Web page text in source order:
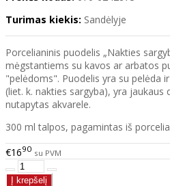
Turimas kiekis: Sandėlyje
Porcelianinis puodelis „Nakties
mėgstantiems su kavos ar arbatos
"pelėdoms". Puodelis yra su pelėda
(liet. k. nakties sargyba), yra
nutapytas akvarele.
300 ml talpos, pagamintas iš
€1690 su PVM